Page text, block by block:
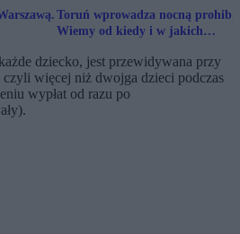
Toruń wprowadza nocną
Wiemy od kiedy i w jakich
dziecko, jest przewidywana przy
więcej niż dwojga dzieci podczas
wypłat od razu po